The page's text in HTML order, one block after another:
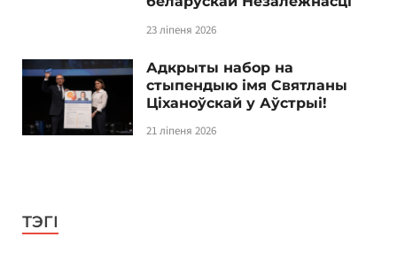
23 ліпеня 2026
Адкрыты набор на
стыпендыю імя Святланы
Ціханоўскай у Аўстрыі!
21 ліпеня 2026
ТЭГІ